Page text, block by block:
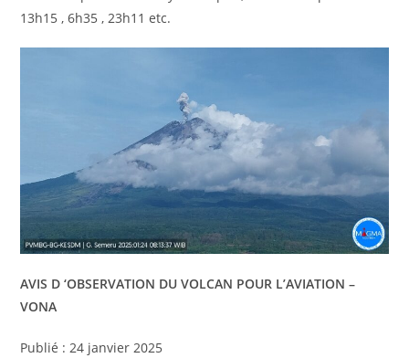
13h15 , 6h35 , 23h11 etc.
AVIS D ‘OBSERVATION DU VOLCAN POUR L’AVIATION –
VONA
Publié : 24 janvier 2025